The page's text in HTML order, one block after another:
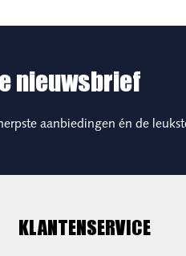
nieuwsbrief
aanbiedingen én de
KLANTENSERVICE